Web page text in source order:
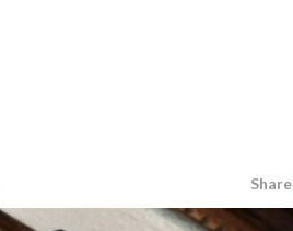
Share